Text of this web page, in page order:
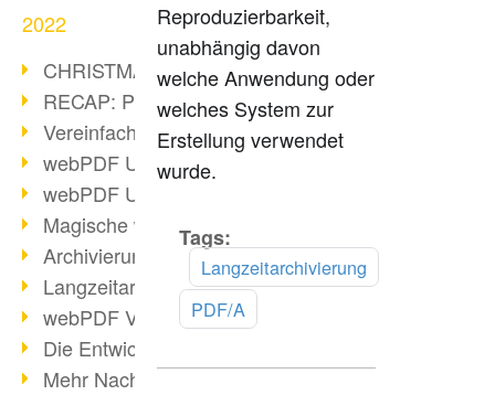
2022
CHRISTMAS 2022 loading
RECAP: PDF Days Europe 2022
Vereinfachung Personalprozesse
webPDF Update 8.0.0.2727
webPDF Update 9.0.0.2732
Magische webPDF Version 9
Archivierung: Aufbewahrungsfristen
Langzeitarchivierung mit PDF/A
webPDF Video - Behind the Scenes
Die Entwicklung von PDF/X
Mehr Nachhaltigkeit durch PDF
Reproduzierbarkeit,
unabhängig davon
welche Anwendung oder
welches System zur
Erstellung verwendet
wurde.
Tags:
Langzeitarchivierung
PDF/A